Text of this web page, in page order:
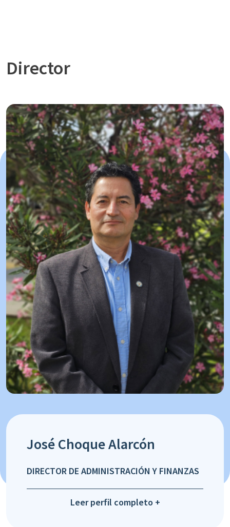
Director
José Choque Alarcón
DIRECTOR DE ADMINISTRACIÓN Y FINANZAS
Leer perfil completo +